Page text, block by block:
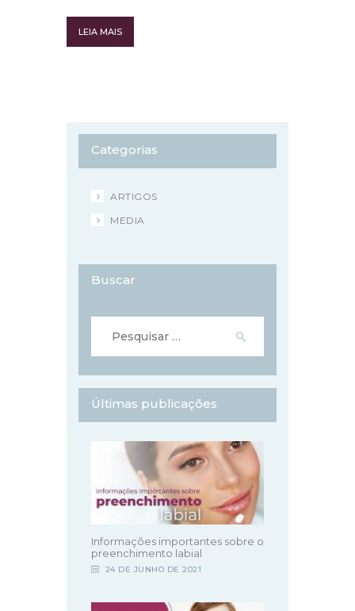
LEIA MAIS
Categorias
ARTIGOS
MEDIA
Buscar
por:
Últimas publicações
Informações importantes sobre o
preenchimento labial
24 DE JUNHO DE 2021